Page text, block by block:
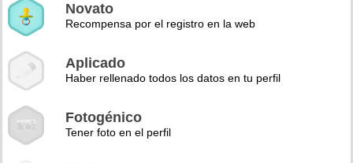
Novato
Recompensa por el registro en la web
Aplicado
Haber rellenado todos los datos en tu perfil
Fotogénico
Tener foto en el perfil